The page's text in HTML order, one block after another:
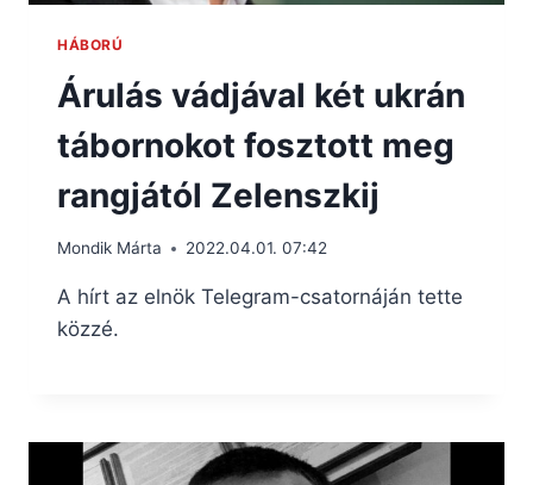
HÁBORÚ
Árulás vádjával két ukrán
tábornokot fosztott meg
rangjától Zelenszkij
Mondik Márta 2022.04.01. 07:42
A hírt az elnök Telegram-csatornáján tette
közzé.